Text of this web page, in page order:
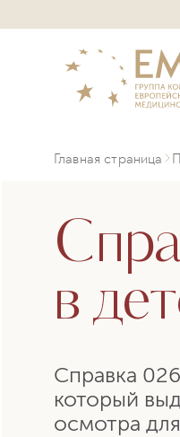
Главная страница
в
Справка
который
осмотра